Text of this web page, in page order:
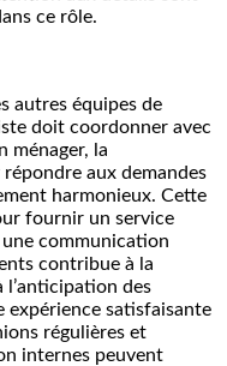
ce rôle.
autres équipes de
doit coordonner avec
ménager, la
aux demandes
harmonieux. Cette
fournir un service
communication
contribue à la
l’anticipation des
expérience satisfaisante
régulières et
internes peuvent